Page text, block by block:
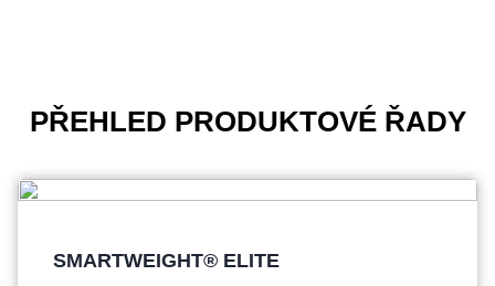
PŘEHLED PRODUKTOVÉ ŘADY
SMARTWEIGHT® ELITE